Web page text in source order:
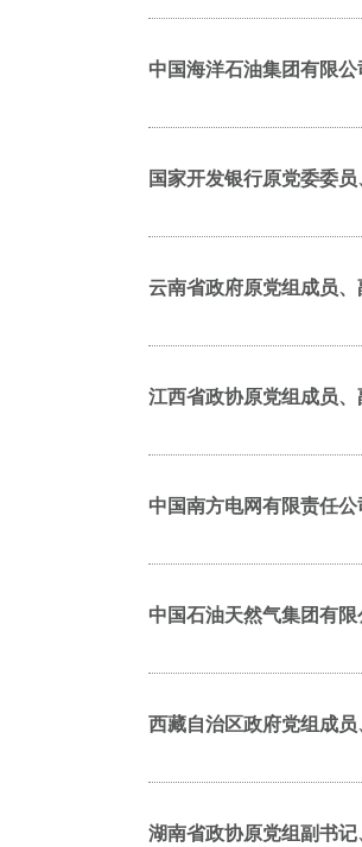
中国海洋石油集团有限
国家开发银行原党委委
云南省政府原党组成员
江西省政协原党组成员
中国南方电网有限责任
中国石油天然气集团有
西藏自治区政府党组成
湖南省政协原党组副书